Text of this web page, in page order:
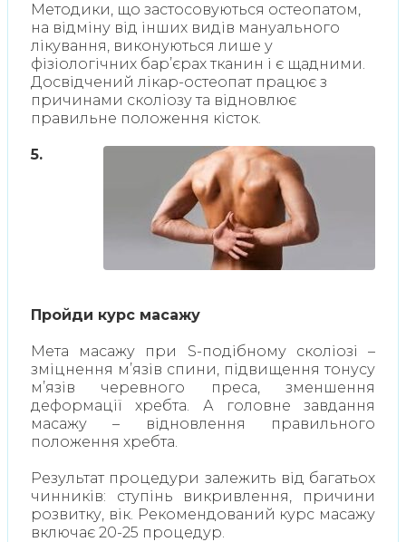
Методики, що застосовуються остеопатом,
на відміну від інших видів мануального
лікування, виконуються лише у
фізіологічних бар’єрах тканин і є щадними.
Досвідчений лікар-остеопат працює з
причинами сколіозу та відновлює
правильне положення кісток.
5.
Пройди курс масажу
Мета масажу при S-подібному сколіозі –
зміцнення м’язів спини, підвищення тонусу
м’язів черевного преса, зменшення
деформації хребта. А головне завдання
масажу – відновлення правильного
положення хребта.
Результат процедури залежить від багатьох
чинників: ступінь викривлення, причини
розвитку, вік. Рекомендований курс масажу
включає 20-25 процедур.